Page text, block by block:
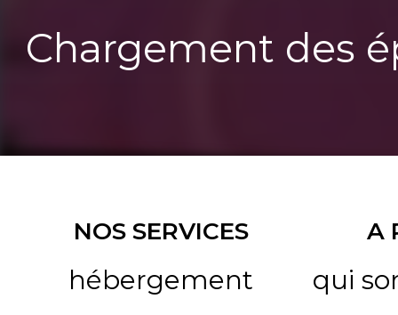
Chargement des
NOS SERVICES
hébergement
A
qui